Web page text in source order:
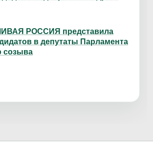
РОССИЯ представила
в депутаты Парламента
созыва